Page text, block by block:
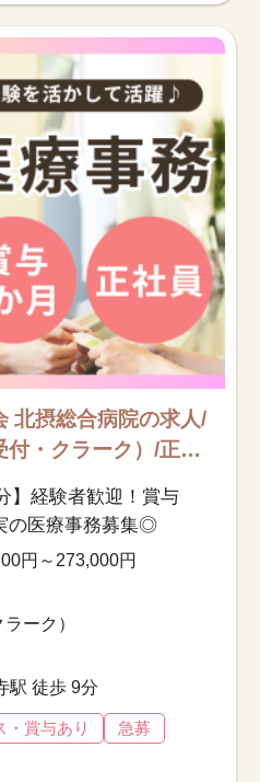
北摂総合病院の求人/
・クラーク）/正社
】経験者歓迎！賞与
の医療事務募集◎
円～273,000円
ーク）
駅 徒歩 9分
・賞与あり
急募